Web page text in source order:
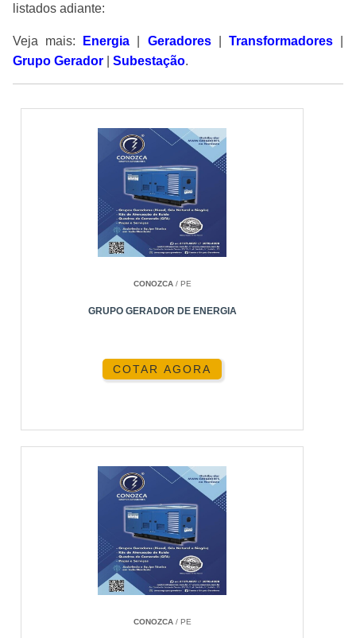
listados adiante:
Veja mais: Energia Geradores| Transformadores|
Grupo Gerador |Subestação.
CONOZCA/ PE
GRUPO GERADOR DE ENERGIA
COTAR AGORA
CONOZCA/ PE